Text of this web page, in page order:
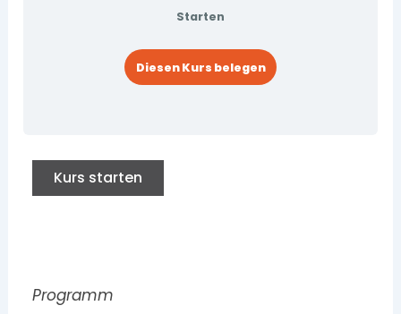
Starten
Diesen Kurs belegen
Kurs starten
Programm